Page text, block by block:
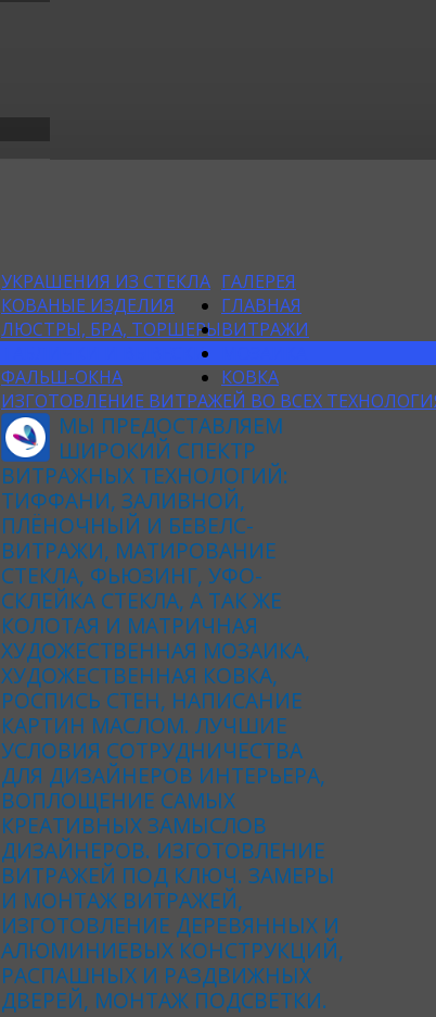
ГАЛЕРЕЯ
УКРАШЕНИЯ ИЗ СТЕКЛА
КОВАНЫЕ ИЗДЕЛИЯ
ЛЮСТРЫ, БРА, ТОРШЕРЫ
ТАБЛИЧКИ И ВЫВЕСКИ
ФАЛЬШ-ОКНА
ГЛАВНАЯ
ВИТРАЖИ
ИЗГОТОВЛЕНИЕ ВИТРАЖЕЙ ВО ВСЕХ
МЫ ПРЕДОСТАВЛЯЕМ
ШИРОКИЙ СПЕКТР
ВИТРАЖНЫХ ТЕХНОЛОГИЙ:
ТИФФАНИ, ЗАЛИВНОЙ,
ПЛЁНОЧНЫЙ И БЕВЕЛС-
ВИТРАЖИ, МАТИРОВАНИЕ
СТЕКЛА, ФЬЮЗИНГ, УФО-
СКЛЕЙКА СТЕКЛА, А ТАК ЖЕ
КОЛОТАЯ И МАТРИЧНАЯ
ХУДОЖЕСТВЕННАЯ МОЗАИКА,
ХУДОЖЕСТВЕННАЯ КОВКА,
РОСПИСЬ СТЕН, НАПИСАНИЕ
КАРТИН МАСЛОМ. ЛУЧШИЕ
УСЛОВИЯ СОТРУДНИЧЕСТВА
ДЛЯ ДИЗАЙНЕРОВ ИНТЕРЬЕРА,
ВОПЛОЩЕНИЕ САМЫХ
КРЕАТИВНЫХ ЗАМЫСЛОВ
ДИЗАЙНЕРОВ. ИЗГОТОВЛЕНИЕ
ВИТРАЖЕЙ ПОД КЛЮЧ. ЗАМЕРЫ
И МОНТАЖ ВИТРАЖЕЙ,
ИЗГОТОВЛЕНИЕ ДЕРЕВЯННЫХ И
АЛЮМИНИЕВЫХ КОНСТРУКЦИЙ,
РАСПАШНЫХ И РАЗДВИЖНЫХ
ДВЕРЕЙ, МОНТАЖ ПОДСВЕТКИ.
КОВКА